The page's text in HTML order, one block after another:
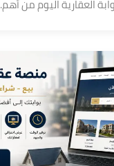
العقارية اليوم من أهم.